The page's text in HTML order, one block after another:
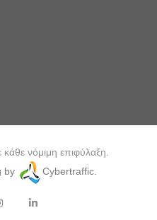
νόμιμη επιφύλαξη.
by
Cybertraffic.